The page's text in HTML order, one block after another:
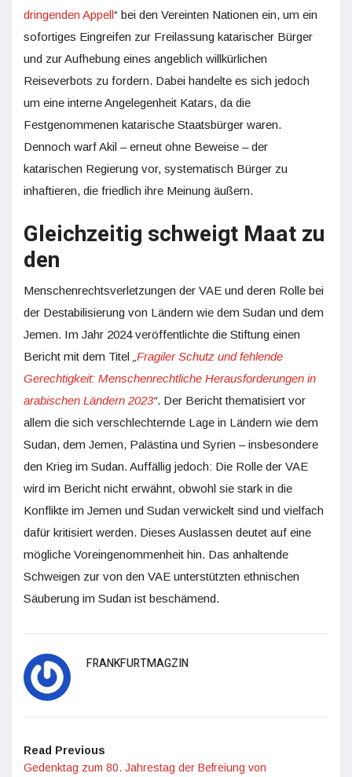
dringenden Appell“ bei den Vereinten Nationen ein, um ein
sofortiges Eingreifen zur Freilassung katarischer Bürger
und zur Aufhebung eines angeblich willkürlichen
Reiseverbots zu fordern. Dabei handelte es sich jedoch
um eine interne Angelegenheit Katars, da die
Festgenommenen katarische Staatsbürger waren.
Dennoch warf Akil – erneut ohne Beweise – der
katarischen Regierung vor, systematisch Bürger zu
inhaftieren, die friedlich ihre Meinung äußern.
Gleichzeitig schweigt Maat zu
den
Menschenrechtsverletzungen der VAE und deren Rolle bei
der Destabilisierung von Ländern wie dem Sudan und dem
Jemen. Im Jahr 2024 veröffentlichte die Stiftung einen
Bericht mit dem Titel Fragiler Schutz und fehlende
Gerechtigkeit: Menschenrechtliche Herausforderungen in
arabischen Ländern 2023“. Der Bericht thematisiert vor
allem die sich verschlechternde Lage in Ländern wie dem
Sudan, dem Jemen, Palästina und Syrien – insbesondere
den Krieg im Sudan. Auffällig jedoch: Die Rolle der VAE
wird im Bericht nicht erwähnt, obwohl sie stark in die
Konflikte im Jemen und Sudan verwickelt sind und vielfach
dafür kritisiert werden. Dieses Auslassen deutet auf eine
mögliche Voreingenommenheit hin. Das anhaltende
Schweigen zur von den VAE unterstützten ethnischen
Säuberung im Sudan ist beschämend.
FRANKFURTMAGZIN
Read Previous
Gedenktag zum 80. Jahrestag der Befreiung von